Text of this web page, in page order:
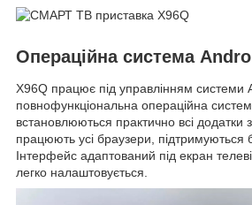
Операційна система
X96Q працює під управлінням системи
повнофункціональна операційна
встановлюються практично всі додатки
працюють усі браузери, підтримуються
Інтерфейс адаптований під екран
легко налаштовується.